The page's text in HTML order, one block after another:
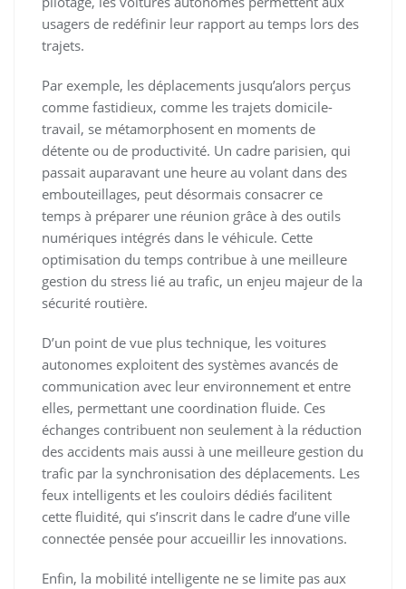
usagers de redéfinir leur rapport au temps lors des
trajets.
Par exemple, les déplacements jusqu’alors perçus
comme fastidieux, comme les trajets domicile-
travail, se métamorphosent en moments de
détente ou de productivité. Un cadre parisien, qui
passait auparavant une heure au volant dans des
embouteillages, peut désormais consacrer ce
temps à préparer une réunion grâce à des outils
numériques intégrés dans le véhicule. Cette
optimisation du temps contribue à une meilleure
gestion du stress lié au trafic, un enjeu majeur de la
sécurité routière.
D’un point de vue plus technique, les voitures
autonomes exploitent des systèmes avancés de
communication avec leur environnement et entre
elles, permettant une coordination fluide. Ces
échanges contribuent non seulement à la réduction
des accidents mais aussi à une meilleure gestion du
trafic par la synchronisation des déplacements. Les
feux intelligents et les couloirs dédiés facilitent
cette fluidité, qui s’inscrit dans le cadre d’une ville
connectée pensée pour accueillir les innovations.
Enfin, la mobilité intelligente ne se limite pas aux